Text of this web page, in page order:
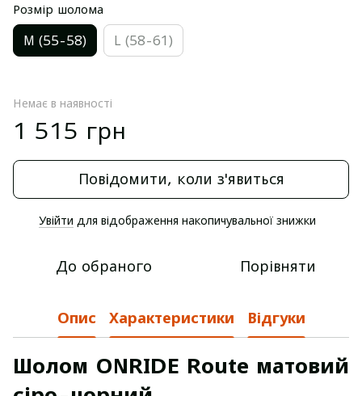
Розмір шолома
М (55-58) L (58-61)
Немає в наявності
1 515 грн
Повідомити, коли з'явиться
Увійти для відображення накопичувальної знижки
До обраного Порівняти
Опис Характеристики Відгуки
Шолом ONRIDE Route матовий